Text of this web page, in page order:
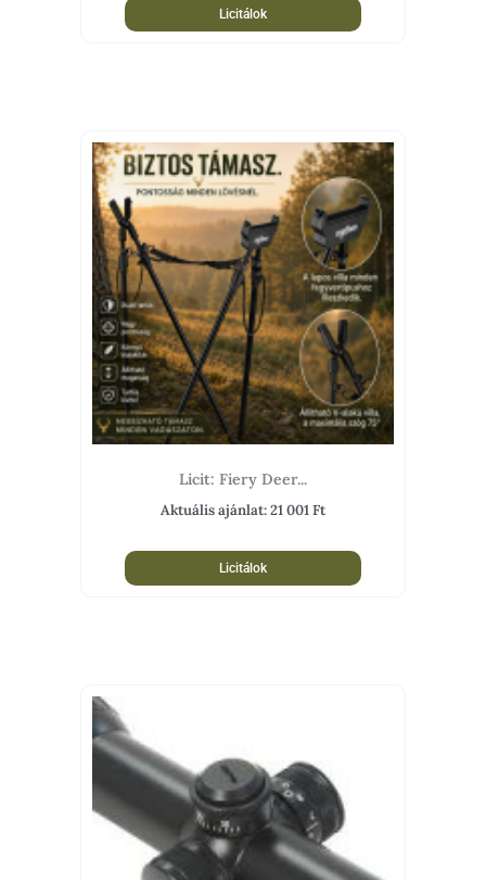
Licitálok
Licit: Fiery Deer...
Aktuális ajánlat:21 001Ft
Licitálok